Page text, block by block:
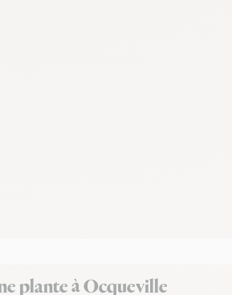
plante à Ocqueville